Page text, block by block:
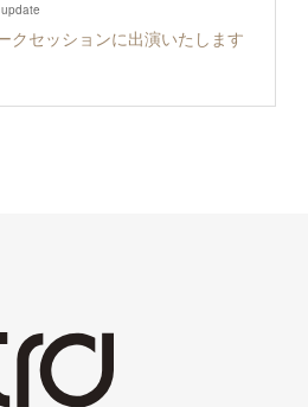
クセッションに出演いたします